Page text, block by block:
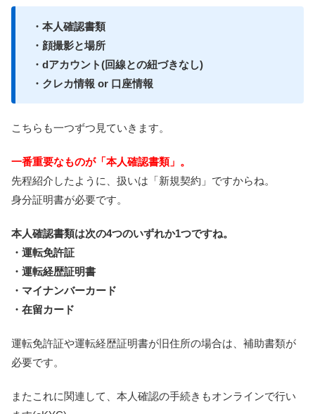
・本人確認書類
・顔撮影と場所
・dアカウント(回線との紐づきなし)
・クレカ情報 or 口座情報
こちらも一つずつ見ていきます。
一番重要なものが「本人確認書類」。
先程紹介したように、扱いは「新規契約」ですからね。
身分証明書が必要です。
本人確認書類は次の4つのいずれか1つですね。
・運転免許証
・運転経歴証明書
・マイナンバーカード
・在留カード
運転免許証や運転経歴証明書が旧住所の場合は、補助書類が
必要です。
またこれに関連して、本人確認の手続きもオンラインで行い